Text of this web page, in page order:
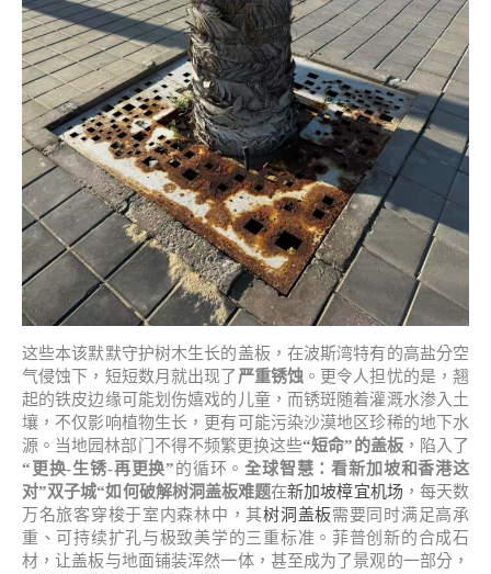
这些本该默默守护树木生长的盖板，在波斯湾特有的高盐分空
气侵蚀下，短短数月就出现了 严重锈蚀 。更令人担忧的是，翘
起的铁皮边缘可能划伤嬉戏的儿童，而锈斑随着灌溉水渗入土
壤，不仅影响植物生长，更有可能污染沙漠地区珍稀的地下水
源。当地园林部门不得不频繁更换这些“短命”的盖板，陷入了
“更换-生锈-再更换”的循环。全球智慧：看新加坡和香港这
对”双子城“如何破解树洞盖板难题在新加坡樟宜机场 ，每天数
万名旅客穿梭于室内森林中，其树洞盖板需要同时满足高承
重、可持续扩孔与极致美学的三重标准。菲普创新的合成石
材，让盖板与地面铺装浑然一体，甚至成为了景观的一部分，